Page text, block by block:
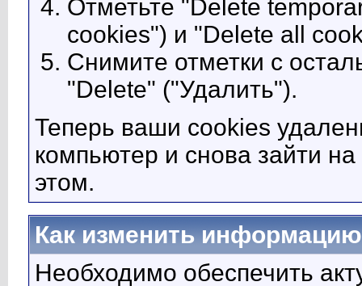
Отметьте "Delete
cookies") и "Delete all
Снимите отметки с
"Delete" ("Удалить").
Теперь ваши cookies
компьютер и снова зайти
этом.
Как изменить
Необходимо обеспечить